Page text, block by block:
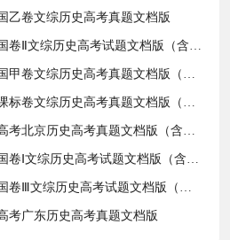
乙卷文综历史高考真题文档版
Ⅱ文综历史高考试题文档版（含答案）
卷文综历史高考真题文档版（含答案）
卷文综历史高考真题文档版（含答案）
北京历史高考真题文档版（含答案）
Ⅰ文综历史高考试题文档版（含答案）
Ⅲ文综历史高考试题文档版（含答案）
考广东历史高考真题文档版